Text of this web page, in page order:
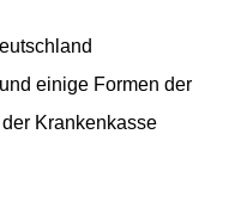
einige Formen der
Krankenkasse